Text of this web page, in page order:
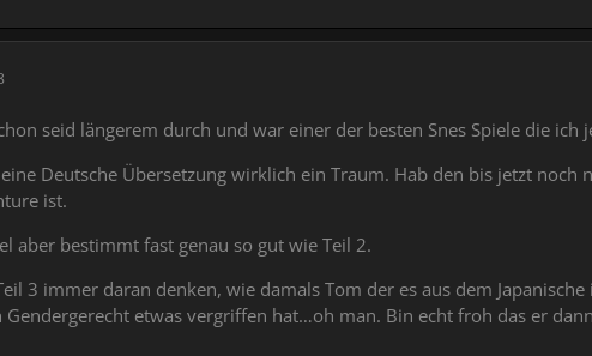
seid längerem durch und war einer der besten Snes Spiele die ich
Deutsche Übersetzung wirklich ein Traum. Hab den bis jetzt
ist.
aber bestimmt fast genau so gut wie Teil 2.
3 immer daran denken, wie damals Tom der es aus dem
etwas vergriffen hat…oh man. Bin echt froh das er